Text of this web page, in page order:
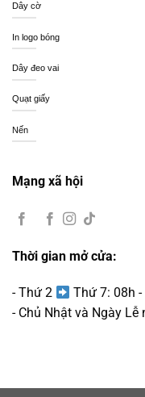
Dây cờ
In logo bóng
Dây đeo vai
Quạt giấy
Nến
Mạng xã hội
Thời gian mở cửa:
- Thứ 2
Thứ 7: 08h -
- Chủ Nhật và Ngày Lễ